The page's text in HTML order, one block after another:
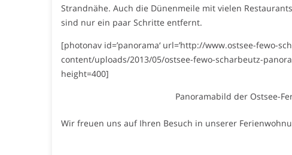
Strandnähe. Auch die Dünenmeile mit vielen
sind nur ein paar Schritte entfernt.
[photonav id=’panorama‘ url=’http://www.ostsee-fewo-
content/uploads/2013/05/ostsee-fewo-scharbeutz-
height=400]
Panoramabild der Ostsee-
Wir freuen uns auf Ihren Besuch in unserer